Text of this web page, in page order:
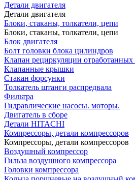
Детали двигателя
Детали двигателя
Блоки, стаканы, толкатели, цепи
Блоки, стаканы, толкатели, цепи
Блок двигателя
Болт головки блока цилиндров
Клапан рециркуляции отработанных
Клапанные крышки
Стакан форсунки
Толкатель штанги распредвала
Фильтра
Гидравлические насосы. моторы.
Двигатель в сборе
Детали HITACHI
Компрессоры, детали компрессоров
Компрессоры, детали компрессоров
Воздушный компрессор
Гильза воздушного компрессора
Головки компрессора